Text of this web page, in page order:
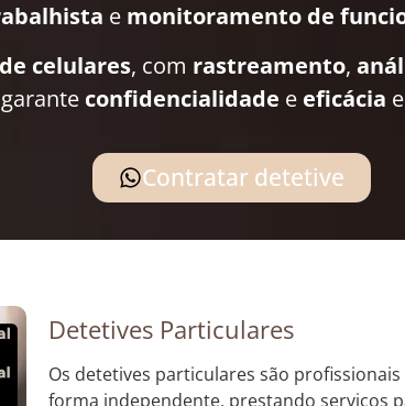
e monitoramento de
celulares, com rastreamento,
confidencialidade e eficácia
Contratar detetive
Detetives Particulares
Os detetives particulares são
forma independente, prestando serviços